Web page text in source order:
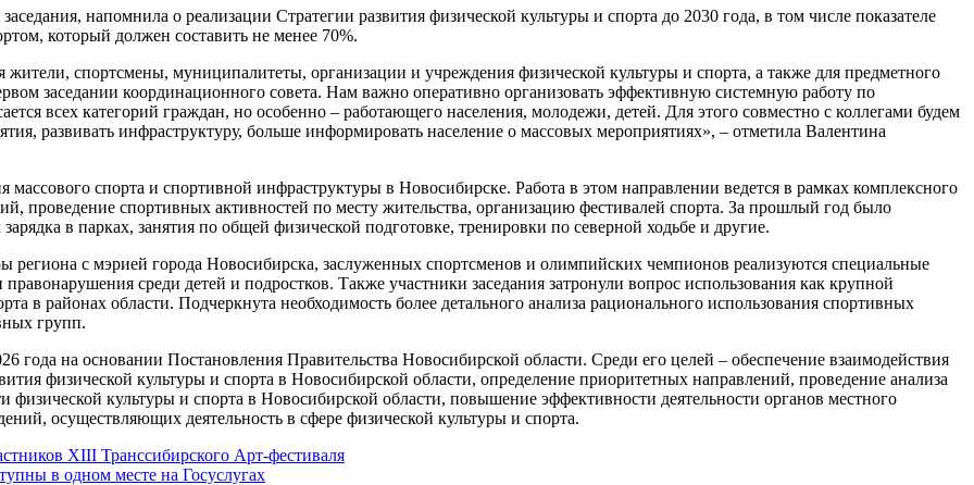
напомнила о реализации Стратегии развития физической культуры и спорта до 2030 года, в том числе показателе
который должен составить не менее 70%.
спортсмены, муниципалитеты, организации и учреждения физической культуры и спорта, а также для предметного
заседании координационного совета. Нам важно оперативно организовать эффективную системную работу по
всех категорий граждан, но особенно – работающего населения, молодежи, детей. Для этого совместно с коллегами будем
развивать инфраструктуру, больше информировать население о массовых мероприятиях», – отметила Валентина
спорта и спортивной инфраструктуры в Новосибирске. Работа в этом направлении ведется в рамках комплексного
проведение спортивных активностей по месту жительства, организацию фестивалей спорта. За прошлый год было
в парках, занятия по общей физической подготовке, тренировки по северной ходьбе и другие.
региона с мэрией города Новосибирска, заслуженных спортсменов и олимпийских чемпионов реализуются специальные
среди детей и подростков. Также участники заседания затронули вопрос использования как крупной
в районах области. Подчеркнута необходимость более детального анализа рационального использования спортивных
групп.
года на основании Постановления Правительства Новосибирской области. Среди его целей – обеспечение взаимодействия
физической культуры и спорта в Новосибирской области, определение приоритетных направлений, проведение анализа
физической культуры и спорта в Новосибирской области, повышение эффективности деятельности органов местного
осуществляющих деятельность в сфере физической культуры и спорта.
XIII Транссибирского Арт-фестиваля
в одном месте на Госуслугах